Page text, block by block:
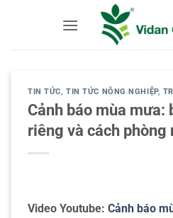
TIN TỨC,TIN TỨC NÔNG NGHIỆP,
Cảnh báo mùa mưa:
riêng và cách phòng
Video Youtube: Cảnh báo